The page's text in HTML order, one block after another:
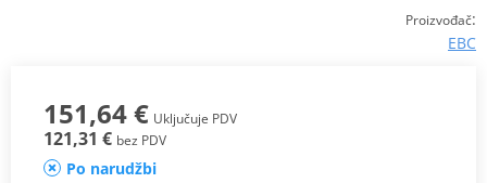
Proizvođač:
EBC
151,64 € Uključuje PDV
121,31 € bez PDV
Po narudžbi